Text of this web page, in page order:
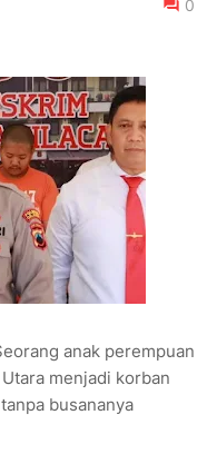
0
anak perempuan
menjadi korban
busananya